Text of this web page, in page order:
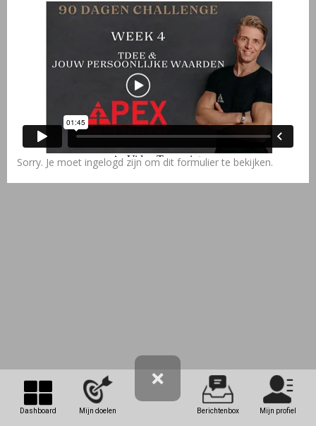
Sorry. Je moet ingelogd zijn om dit formulier te bekijken.
Dashboard Mijn doelen Berichtenbox Mijn profiel